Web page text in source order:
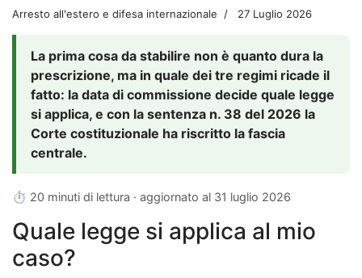
Arresto all'estero e difesa internazionale 27 Luglio 2026
La prima cosa da stabilire non è quanto dura la
prescrizione, ma in quale dei tre regimi ricade il
fatto: la data di commissione decide quale legge
si applica, e con la sentenza n. 38 del 2026 la
Corte costituzionale ha riscritto la fascia
centrale.
⏱ 20 minuti di lettura · aggiornato al 31 luglio 2026
Quale legge si applica al mio
caso?